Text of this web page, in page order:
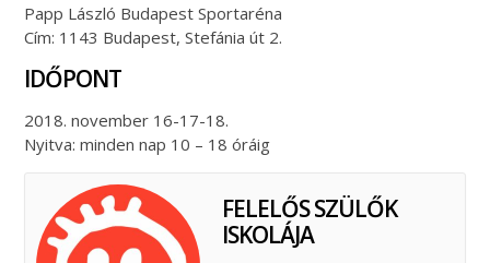
Papp László Budapest Sportaréna
Cím: 1143 Budapest, Stefánia út 2.
IDŐPONT
2018. november 16-17-18.
Nyitva: minden nap 10 – 18 óráig
FELELŐS SZÜLŐK
ISKOLÁJA